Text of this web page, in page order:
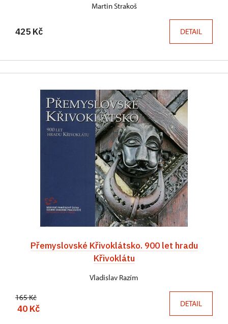
Martin Strakoš
425 Kč DETAIL
Přemyslovské Křivoklátsko. 900 let hradu
Křivoklátu
Vladislav Razím
165 Kč
40 Kč DETAIL